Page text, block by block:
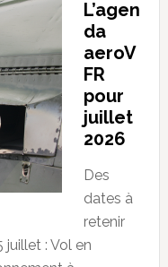
L’agen
da
aeroV
FR
pour
juillet
2026
Des
dates à
retenir
: Vol en